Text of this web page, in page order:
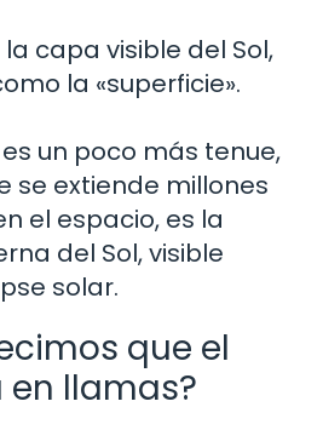
capa visible del Sol,
la «superficie».
un poco más tenue,
se extiende millones
el espacio, es la
del Sol, visible
solar.
que el
en llamas?